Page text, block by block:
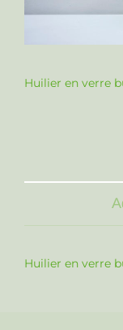
Huilier en verre
Huilier en verre